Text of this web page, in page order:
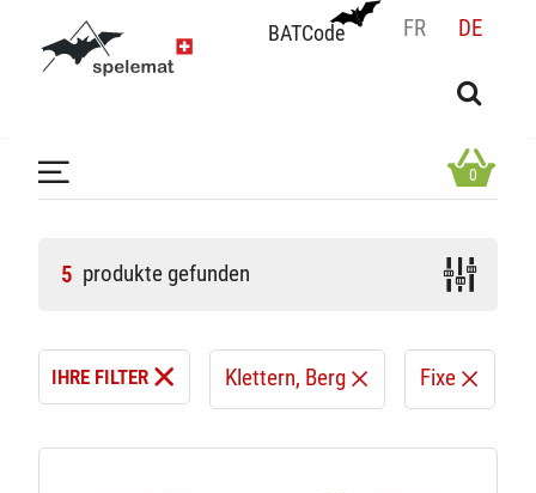
BATCode FR DE
BATCode
OK
0
5 produkte gefunden
IHRE FILTER Klettern, Berg Fixe